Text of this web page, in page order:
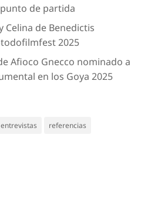
de partida
Celina de Benedictis
2025
Afioco Gnecco nominado a
en los Goya 2025
entrevistas referencias